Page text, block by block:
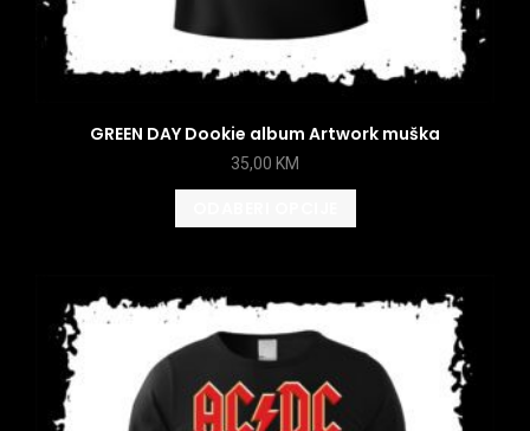
GREEN DAY Dookie album Artwork muška
35,00 KM